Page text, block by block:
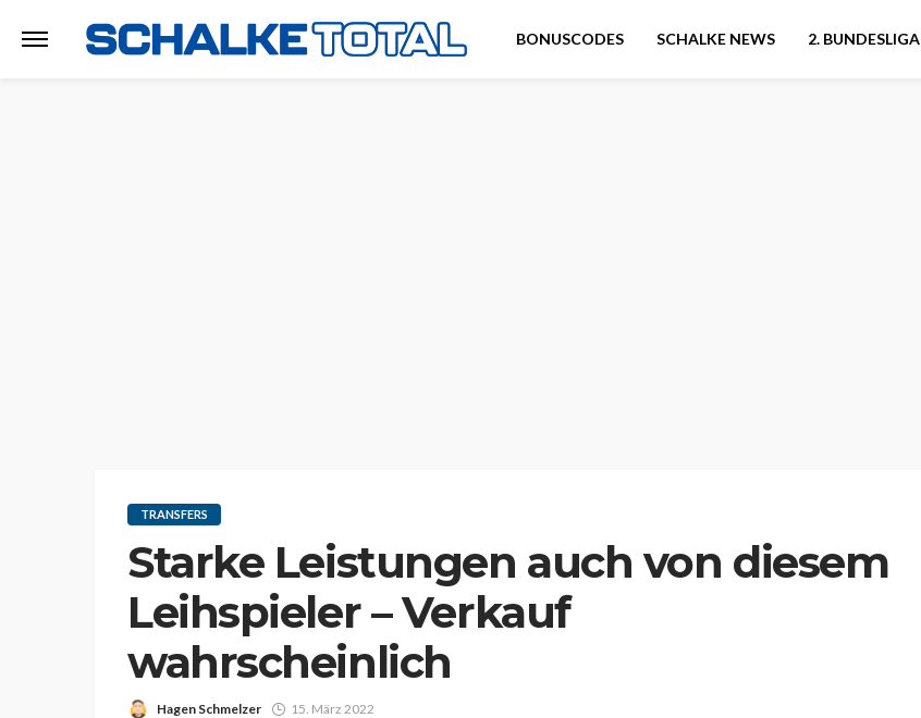
BONUSCODES SCHALKE NEWS 2. BUNDESLIGA
TRANSFERS
Starke Leistungen auch von diesem
Leihspieler – Verkauf
wahrscheinlich
Hagen Schmelzer 15. März 2022